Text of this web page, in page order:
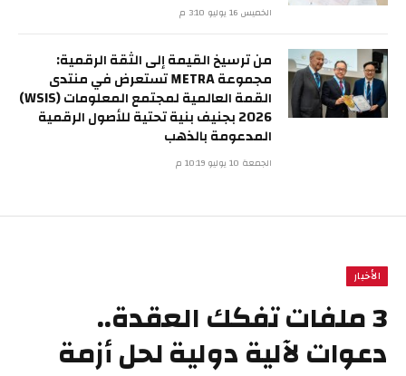
الخميس 16 يوليو 3:10 م
من ترسيخ القيمة إلى الثقة الرقمية:
مجموعة METRA تستعرض في منتدى
القمة العالمية لمجتمع المعلومات (WSIS)
2026 بجنيف بنية تحتية للأصول الرقمية
المدعومة بالذهب
الجمعة 10 يوليو 10:19 م
الأخبار
3 ملفات تفكك العقدة..
دعوات لآلية دولية لحل أزمة